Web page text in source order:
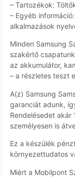
– Tartozékok:
– Egyéb
alkalmazások
Minden Samsung
szakértő
az akkumulátor,
– a részletes teszt
A(z) Samsung
garanciát adunk,
Rendelésedet
személyesen is
Ez a készülék
környezettudatos
Miért a Mobilpont